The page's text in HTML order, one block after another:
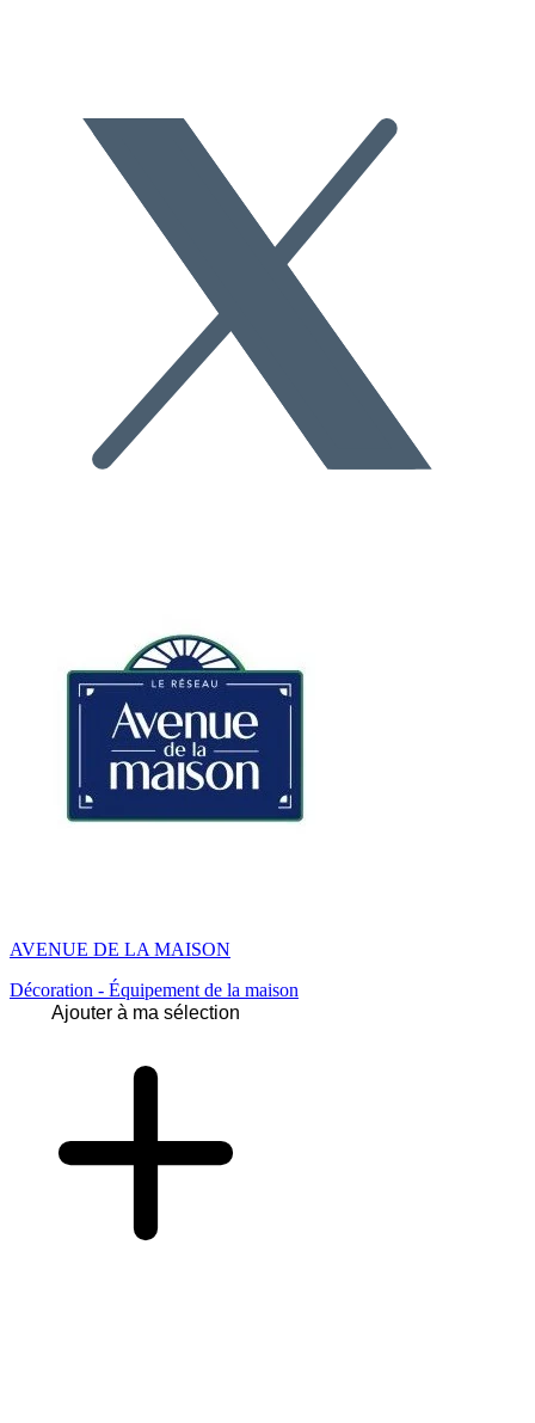
AVENUE DE LA MAISON
Décoration - Équipement de la maison
Ajouter à ma sélection